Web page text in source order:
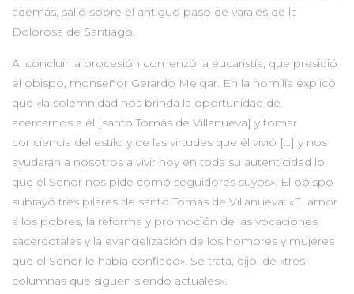
además, salió sobre el antiguo paso de varales de la
Dolorosa de Santiago.
Al concluir la procesión comenzó la eucaristía, que presidió
el obispo, monseñor Gerardo Melgar. En la homilía explicó
que «la solemnidad nos brinda la oportunidad de
acercarnos a él [santo Tomás de Villanueva] y tomar
conciencia del estilo y de las virtudes que él vivió […] y nos
ayudarán a nosotros a vivir hoy en toda su autenticidad lo
que el Señor nos pide como seguidores suyos». El obispo
subrayó tres pilares de santo Tomás de Villanueva: «El amor
a los pobres, la reforma y promoción de las vocaciones
sacerdotales y la evangelización de los hombres y mujeres
que el Señor le había confiado». Se trata, dijo, de «tres
columnas que siguen siendo actuales».